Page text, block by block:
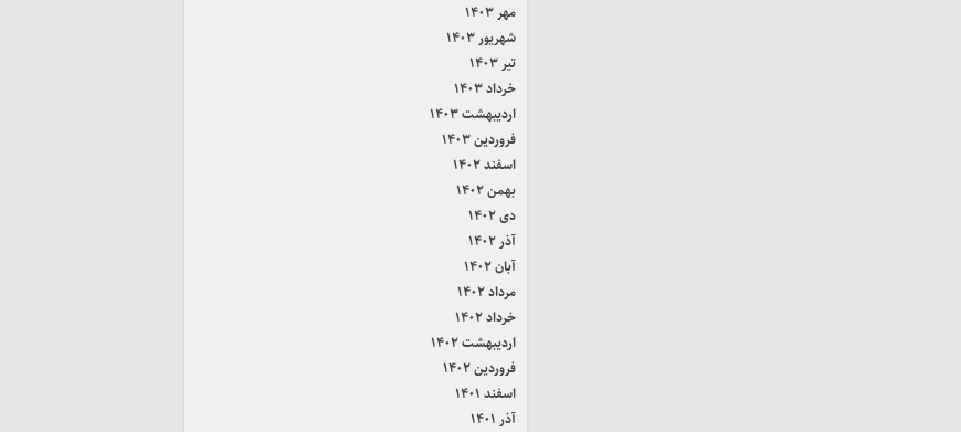
مهر ۱۴۰۳
شهریور ۱۴۰۳
تیر ۱۴۰۳
خرداد ۱۴۰۳
اردیبهشت ۱۴۰۳
فروردین ۱۴۰۳
اسفند ۱۴۰۲
بهمن ۱۴۰۲
دی ۱۴۰۲
آذر ۱۴۰۲
آبان ۱۴۰۲
مرداد ۱۴۰۲
خرداد ۱۴۰۲
اردیبهشت ۱۴۰۲
فروردین ۱۴۰۲
اسفند ۱۴۰۱
آذر ۱۴۰۱